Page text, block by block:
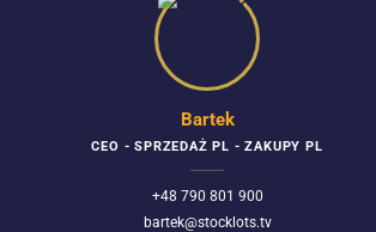
Bartek
CEO - SPRZEDAŻ PL - ZAKUPY PL
+48 790 801 900
bartek@stocklots.tv